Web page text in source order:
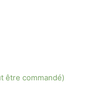
être commandé)